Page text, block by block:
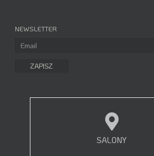
NEWSLETTER
SALONY